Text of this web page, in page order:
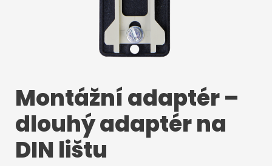
Montážní adaptér –
dlouhý adaptér na
DIN lištu